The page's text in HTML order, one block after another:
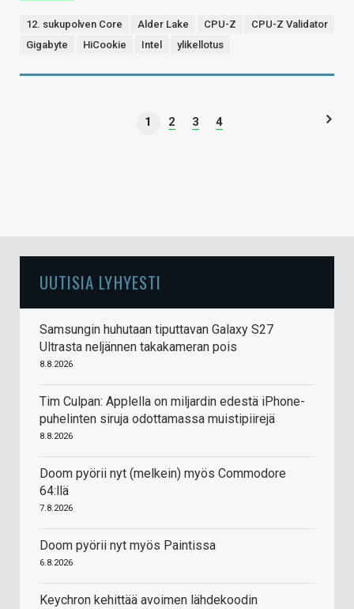
12. sukupolven Core Alder Lake CPU-Z
CPU-Z Validator
Gigabyte
HiCookie Intel ylikellotus
1 2 3 4
UUTISIA LYHYESTI
Samsungin huhutaan tiputtavan Galaxy S27
Ultrasta neljännen takakameran pois
8.8.2026
Tim Culpan: Applella on miljardin edestä iPhone-
puhelinten siruja odottamassa muistipiirejä
8.8.2026
Doom pyörii nyt (melkein) myös Commodore
64:llä
7.8.2026
Doom pyörii nyt myös Paintissa
6.8.2026
Keychron kehittää avoimen lähdekoodin